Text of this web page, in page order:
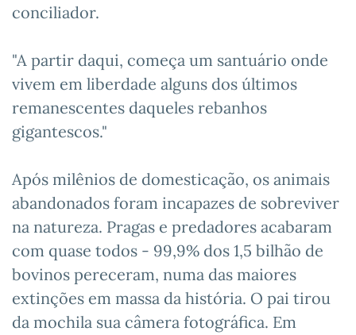
conciliador.
"A partir daqui, começa um santuário onde
vivem em liberdade alguns dos últimos
remanescentes daqueles rebanhos
gigantescos."
Após milênios de domesticação, os animais
abandonados foram incapazes de sobreviver
na natureza. Pragas e predadores acabaram
com quase todos - 99,9% dos 1,5 bilhão de
bovinos pereceram, numa das maiores
extinções em massa da história. O pai tirou
da mochila sua câmera fotográfica. Em